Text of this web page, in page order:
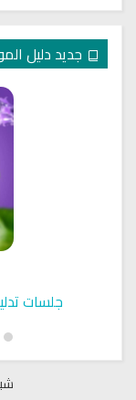
جديد دليل
جلسات